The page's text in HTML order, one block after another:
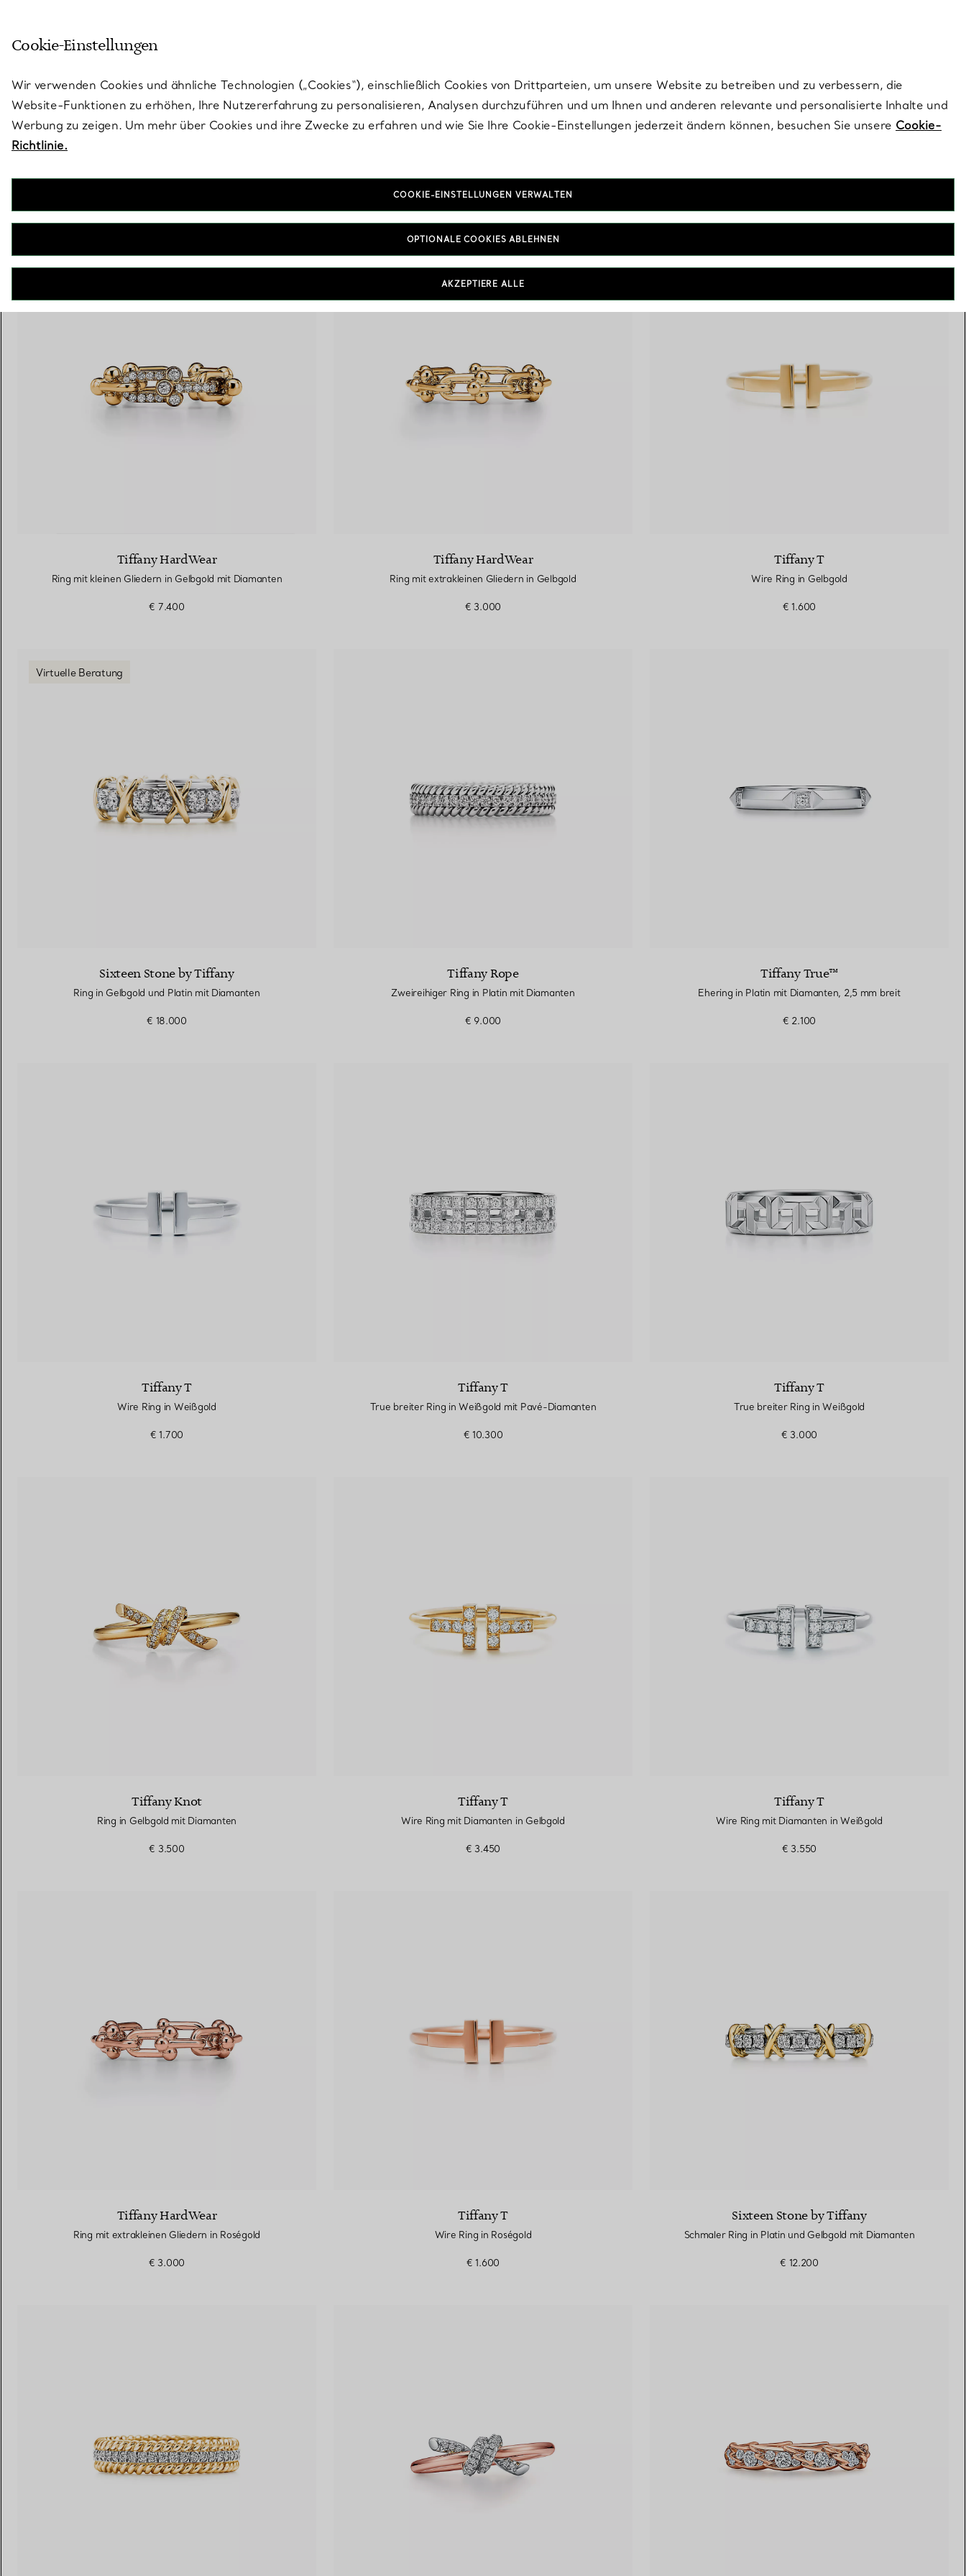
Eheringe für Damen Eheringe für Herren Partnerringe Eternity Ringe
Tipps zur Auswahl eines
Eherings
Tiffany HardWear
Ring mit kleinen Gliedern in Gelbgold mit Diamanten
€ 7.400
Tiffany HardWear
Ring mit extrakleinen Gliedern in Gelbgold
€ 3.000
Tiffany T
Wire Ring in Gelbgold
€ 1.600
Virtuelle Beratung
Sixteen Stone by Tiffany
Ring in Gelbgold und Platin mit Diamanten
€ 18.000
Tiffany Rope
Zweireihiger Ring in Platin mit Diamanten
€ 9.000
Tiffany True™
Ehering in Platin mit Diamanten, 2,5 mm breit
€ 2.100
Tiffany T
Wire Ring in Weißgold
€ 1.700
Tiffany T
True breiter Ring in Weißgold mit Pavé-Diamanten
€ 10.300
Tiffany T
True breiter Ring in Weißgold
€ 3.000
Tiffany Knot
Ring in Gelbgold mit Diamanten
€ 3.500
Tiffany T
Wire Ring mit Diamanten in Gelbgold
€ 3.450
Tiffany T
Wire Ring mit Diamanten in Weißgold
€ 3.550
Tiffany HardWear
Ring mit extrakleinen Gliedern in Roségold
€ 3.000
Tiffany T
Wire Ring in Roségold
€ 1.600
Sixteen Stone by Tiffany
Schmaler Ring in Platin und Gelbgold mit Diamanten
€ 12.200
Cookie-Einstellungen
Wir verwenden Cookies und ähnliche Technologien („Cookies“), einschließlich Cookies von Drittparteien, um unsere Website zu betreiben und zu verbessern, die
Website-Funktionen zu erhöhen, Ihre Nutzererfahrung zu personalisieren, Analysen durchzuführen und um Ihnen und anderen relevante und personalisierte Inhalte und
Werbung zu zeigen. Um mehr über Cookies und ihre Zwecke zu erfahren und wie Sie Ihre Cookie-Einstellungen jederzeit ändern können, besuchen Sie unsere Cookie-
Richtlinie.
COOKIE-EINSTELLUNGEN VERWALTEN
OPTIONALE COOKIES ABLEHNEN
AKZEPTIERE ALLE